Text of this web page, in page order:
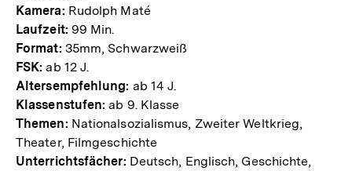
Kamera: Rudolph Maté
Laufzeit: 99 Min.
Format: 35mm, Schwarzweiß
FSK: ab 12 J.
Altersempfehlung: ab 14 J.
Klassenstufen: ab 9. Klasse
Themen: Nationalsozialismus, Zweiter Weltkrieg,
Theater, Filmgeschichte
Unterrichtsfächer: Deutsch, Englisch, Geschichte,